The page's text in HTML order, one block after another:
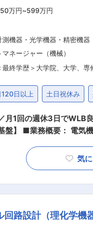
万円~599万円
測機器・光学機器・精密機
マネージャー（機械）
最終学歴＞大学院、大学、
日以上 土日祝休み
月1回の週休3日でWLB
盤】 ■業務概要： 電気
り上げることに関われ
取得」を目指しており
気
回路設計（理化学